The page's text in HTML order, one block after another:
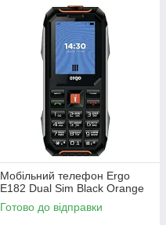
Мобiльний телефон Ergo
E182 Dual Sim Black Orange
Готово до відправки